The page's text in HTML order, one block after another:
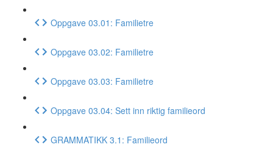
Oppgave 03.01: Familietre
Oppgave 03.02: Familietre
Oppgave 03.03: Familietre
Oppgave 03.04: Sett inn riktig familieord
GRAMMATIKK 3.1: Familieord